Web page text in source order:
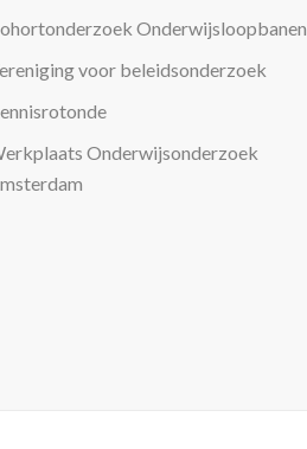
Onderwijsloopbanen
voor beleidsonderzoek
Onderwijsonderzoek